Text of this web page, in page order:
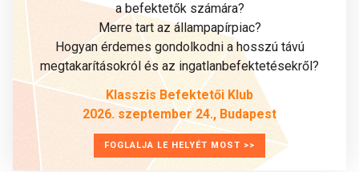
a befektetők számára?
Merre tart az állampapírpiac?
Hogyan érdemes gondolkodni a hosszú távú
megtakarításokról és az ingatlanbefektetésekről?
Klasszis Befektetői Klub
2026. szeptember 24., Budapest
FOGLALJA LE HELYÉT MOST >>